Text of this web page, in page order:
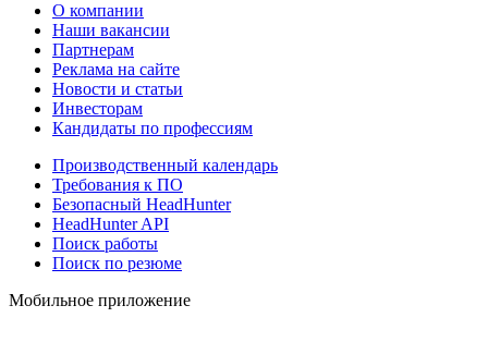
О компании
Наши вакансии
Партнерам
Реклама на сайте
Новости и статьи
Инвесторам
Кандидаты по профессиям
Производственный календарь
Требования к ПО
Безопасный HeadHunter
HeadHunter API
Поиск работы
Поиск по резюме
Мобильное приложение